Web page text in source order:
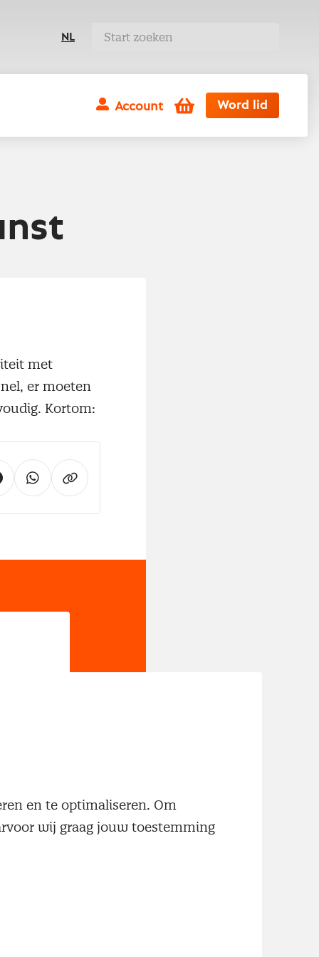
NL
Account Winkelwagen
Word lid
met
er moeten
Kortom:
en te optimaliseren. Om
wij graag jouw toestemming